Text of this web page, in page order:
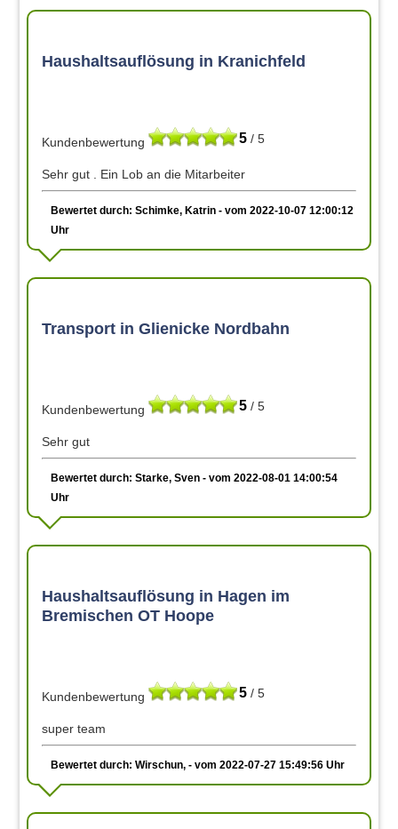
Haushaltsauflösung in Kranichfeld
5 / 5
Kundenbewertung
Sehr gut . Ein Lob an die Mitarbeiter
Bewertet durch: Schimke, Katrin - vom 2022-10-07 12:00:12
Uhr
Transport in Glienicke Nordbahn
5 / 5
Kundenbewertung
Sehr gut
Bewertet durch: Starke, Sven - vom 2022-08-01 14:00:54
Uhr
Haushaltsauflösung in Hagen im
Bremischen OT Hoope
5 / 5
Kundenbewertung
super team
Bewertet durch: Wirschun, - vom 2022-07-27 15:49:56 Uhr